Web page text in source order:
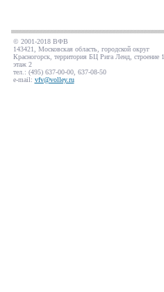
© 2001-2018 ВФВ
143421, Московская область, городской округ
Красногорск, территория БЦ Рига Ленд, строение 1,
этаж 2
тел.: (495) 637-00-00, 637-08-50
e-mail: vfv@volley.ru